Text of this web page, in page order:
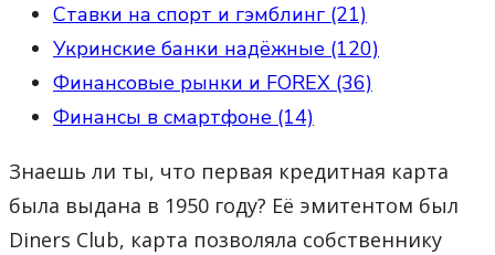
Ставки на спорт и гэмблинг (21)
Укринские банки надёжные (120)
Финансовые рынки и FOREX (36)
Финансы в смартфоне (14)
Знаешь ли ты, что первая кредитная карта
была выдана в 1950 году? Её эмитентом был
Diners Club, карта позволяла собственнику